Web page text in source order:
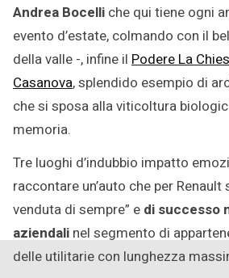
Andrea Bocelli che qui tiene ogni
evento d’estate, colmando con il
della valle -, infine il Podere La
Casanova, splendido esempio di
che si sposa alla viticoltura
memoria.
Tre luoghi d’indubbio impatto
raccontare un’auto che per Renault
venduta di sempre” e di successo
aziendali nel segmento di
delle utilitarie con lunghezza